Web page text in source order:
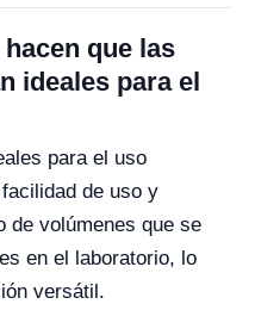
que las
ideales para el
para el uso
de uso y
de volúmenes que se
en el laboratorio, lo
versátil.